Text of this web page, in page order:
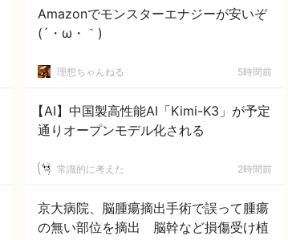
Amazonでモンスターエナジーが安いぞ
(´・ω・｀)
理想ちゃんねる 5時間前
【AI】中国製高性能AI「Kimi-K3」が予定
通りオープンモデル化される
常識的に考えた 2時間前
京大病院、脳腫瘍摘出手術で誤って腫瘍
の無い部位を摘出 脳幹など損傷受け植